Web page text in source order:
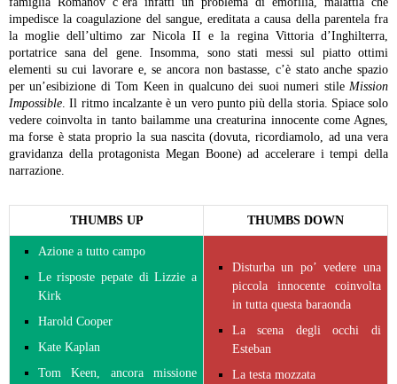
impedisce la coagulazione del sangue, ereditata a causa della parentela fra
la moglie dell’ultimo zar Nicola II e la regina Vittoria d’Inghilterra,
portatrice sana del gene. Insomma, sono stati messi sul piatto ottimi
elementi su cui lavorare e, se ancora non bastasse, c’è stato anche spazio
per un’esibizione di Tom Keen in qualcuno dei suoi numeri stile Mission
Impossible. Il ritmo incalzante è un vero punto più della storia. Spiace solo
vedere coinvolta in tanto bailamme una creaturina innocente come Agnes,
ma forse è stata proprio la sua nascita (dovuta, ricordiamolo, ad una vera
gravidanza della protagonista Megan Boone) ad accelerare i tempi della
narrazione.
THUMBS UP THUMBS DOWN
Azione a tutto campo
Le risposte pepate di Lizzie a
Kirk
Harold Cooper
Kate Kaplan
Tom Keen, ancora missione
Disturba un po’ vedere una
piccola innocente coinvolta
in tutta questa baraonda
La scena degli occhi di
Esteban
La testa mozzata